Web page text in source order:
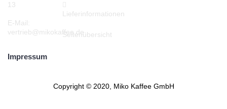
13
E-Mail:
vertrieb@mikokaffee.de
Lieferinformationen
Seitenübersicht
Impressum
Copyright © 2020, Miko Kaffee GmbH